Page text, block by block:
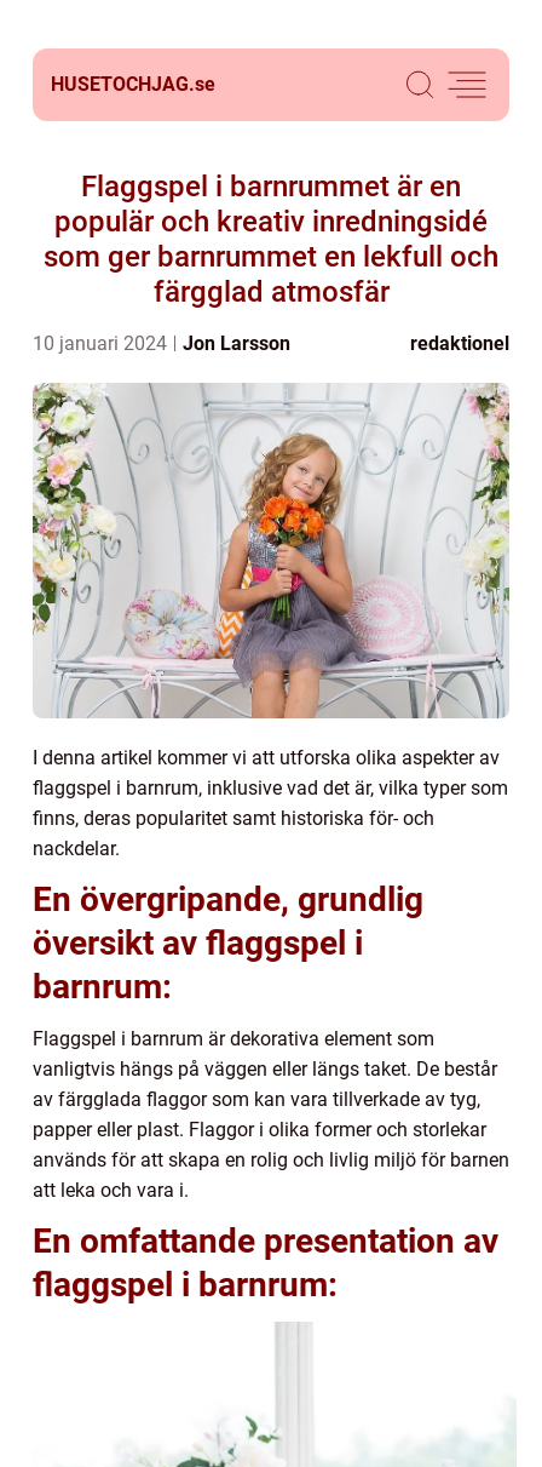
HUSETOCHJAG.se
Flaggspel i barnrummet är en
populär och kreativ inredningsidé
som ger barnrummet en lekfull och
färgglad atmosfär
10 januari 2024 Jon Larsson redaktionel
I denna artikel kommer vi att utforska olika aspekter av
flaggspel i barnrum, inklusive vad det är, vilka typer som
finns, deras popularitet samt historiska för- och
nackdelar.
En övergripande, grundlig
översikt av flaggspel i
barnrum:
Flaggspel i barnrum är dekorativa element som
vanligtvis hängs på väggen eller längs taket. De består
av färgglada flaggor som kan vara tillverkade av tyg,
papper eller plast. Flaggor i olika former och storlekar
används för att skapa en rolig och livlig miljö för barnen
att leka och vara i.
En omfattande presentation av
flaggspel i barnrum: